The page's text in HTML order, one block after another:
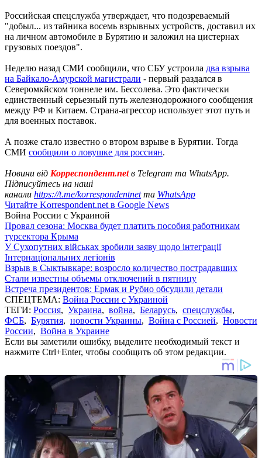
Российская спецслужба утверждает, что подозреваемый
"добыл... из тайника восемь взрывных устройств, доставил их
на личном автомобиле в Бурятию и заложил на цистернах
грузовых поездов".
Неделю назад СМИ сообщили, что СБУ устроила два взрыва
на Байкало-Амурской магистрали - первый раздался в
Северомкйском тоннеле им. Бессолева. Это фактически
единственный серьезный путь железнодорожного сообщения
между РФ и Китаем. Страна-агрессор использует этот путь и
для военных поставок.
А позже стало известно о втором взрыве в Бурятии. Тогда
СМИ сообщили о ловушке для россиян.
Новини від Корреспондент.netв Telegram та WhatsApp.
Підписуйтесь на наші
канали https://t.me/korrespondentnetта WhatsApp
Читайте Korrespondent.net в Google News
Война России с Украиной
Провал сезона: Москва будет платить пособия работникам
турсектора Крыма
У Сухопутних військах зробили заяву щодо інтеграції
Інтернаціональних легіонів
Взрыв в Сыктывкаре: возросло количество пострадавших
Стали известны объемы отключений в пятницу
Встреча президентов: Ермак и Рубио обсудили детали
СПЕЦТЕМА: Война России с Украиной
ТЕГИ: Россия, Украина, война, Беларусь, спецслужбы,
ФСБ, Бурятия, новости Украины, Война с Россией, Новости
России, Война в Украине
Если вы заметили ошибку, выделите необходимый текст и
нажмите Ctrl+Enter, чтобы сообщить об этом редакции.